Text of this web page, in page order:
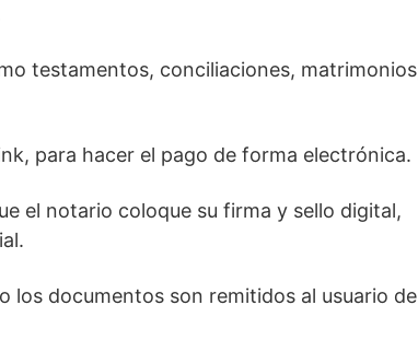
testamentos, conciliaciones,
para hacer el pago de forma electrónica.
el notario coloque su firma y sello digital,
los documentos son remitidos al usuario de